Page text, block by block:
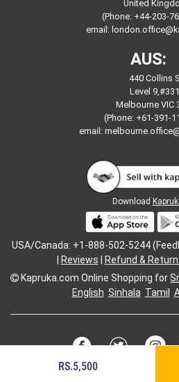
RS.5,500
United
(Phone: +44-203-
email:
AUS:
440 Collins
Level 9,#331,
Melbourne VIC
(Phone: +61-391-
email:
Download
USA/Canada: +1-888-502-5244
Reviews Refund &
Kapruka.com Online Shopping for
English Sinhala Tamil